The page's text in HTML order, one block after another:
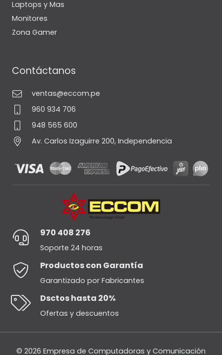
Laptops y Mas
Monitores
Zona Gamer
Contáctanos
ventas@eccom.pe
960 934 706
948 565 600
Av. Carlos Izaguirre 200, Independencia
970 408 276
Soporte 24 horas
Productos con Garantía
Garantizado por Fabricantes
Dsctos hasta 20%
Ofertas y descuentos
© 2026 Empresa de Computadoras y Comunicación